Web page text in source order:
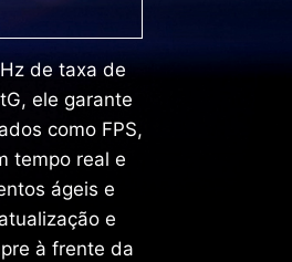
de taxa de
ele garante
como FPS,
tempo real e
ágeis e
e
à frente da